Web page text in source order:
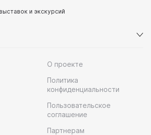
и экскурсий
О проекте
Политика
конфиденциальности
Пользовательское
соглашение
Партнерам